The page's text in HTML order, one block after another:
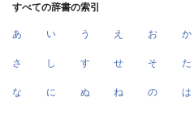
すべての辞書の索引
あ い う え お か
さ し す せ そ た
な に ぬ ね の は